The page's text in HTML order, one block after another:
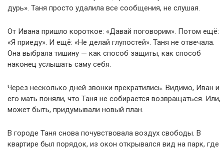
дурь». Таня просто удалила все сообщения, не слушая.
От Ивана пришло короткое: «Давай поговорим». Потом ещё:
«Я приеду». И ещё: «Не делай глупостей». Таня не отвечала.
Она выбрала тишину — как способ защиты, как способ
наконец услышать саму себя.
Через несколько дней звонки прекратились. Видимо, Иван и
его мать поняли, что Таня не собирается возвращаться. Или,
может быть, придумывали новый план.
В городе Таня снова почувствовала воздух свободы. В
квартире был порядок, из окон открывался вид на парк, где